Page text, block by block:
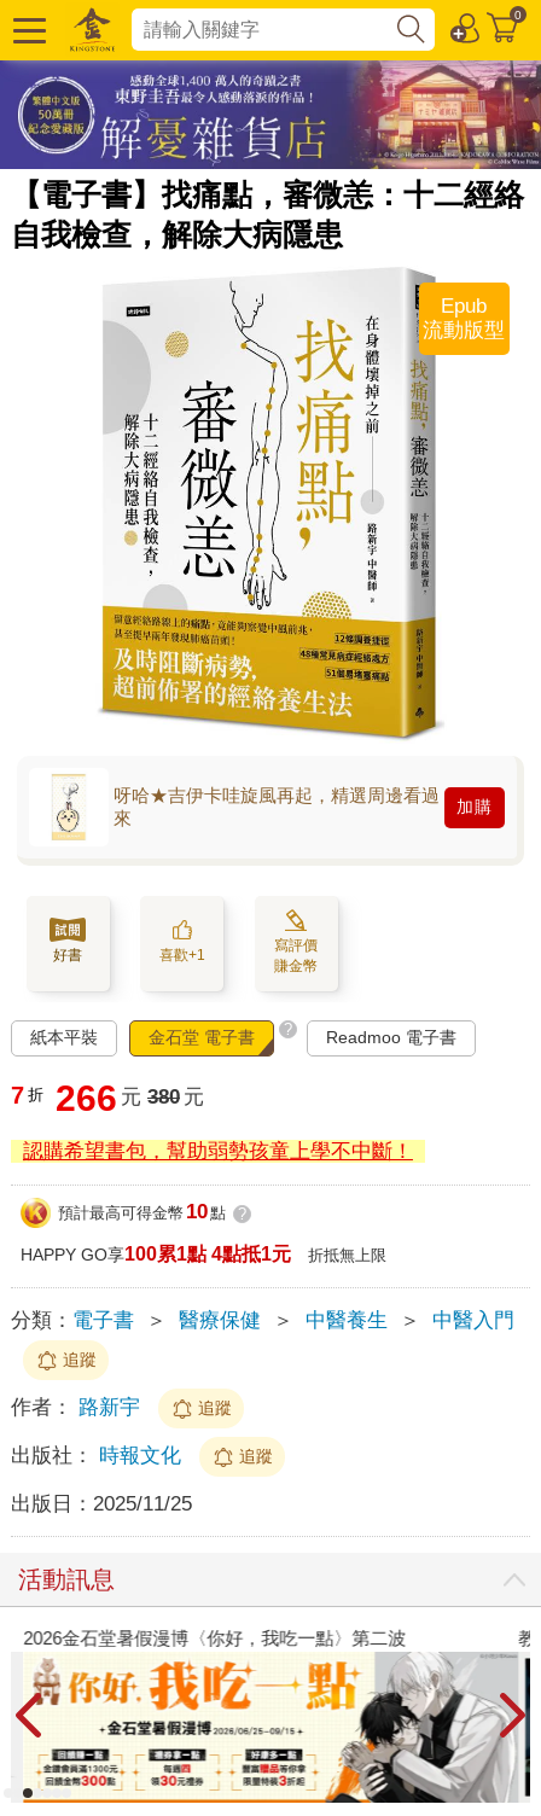
0
【電子書】找痛點，審微恙：十二經絡
自我檢查，解除大病隱患
Epub
流動版型
呀哈★吉伊卡哇旋風再起，精選周邊看過
來
加購
好書 喜歡+1
寫評價
賺金幣
紙本平裝 金石堂 電子書 ? Readmoo 電子書
7 折 266 元 380 元
認購希望書包，幫助弱勢孩童上學不中斷！
預計最高可得金幣 10點 ?
HAPPY GO享100累1點 4點抵1元 折抵無上限
分類： 電子書 ＞ 醫療保健 ＞ 中醫養生 ＞ 中醫入門
追蹤
作者： 路新宇 追蹤
出版社： 時報文化 追蹤
出版日： 2025/11/25
活動訊息
2026金石堂暑假漫博〈你好，我吃一點〉第二波 教